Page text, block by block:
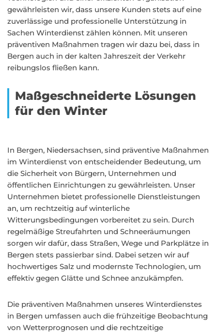
gewährleisten wir, dass unsere Kunden stets auf eine
zuverlässige und professionelle Unterstützung in
Sachen Winterdienst zählen können. Mit unseren
präventiven Maßnahmen tragen wir dazu bei, dass in
Bergen auch in der kalten Jahreszeit der Verkehr
reibungslos fließen kann.
Maßgeschneiderte Lösungen
für den Winter
In Bergen, Niedersachsen, sind präventive Maßnahmen
im Winterdienst von entscheidender Bedeutung, um
die Sicherheit von Bürgern, Unternehmen und
öffentlichen Einrichtungen zu gewährleisten. Unser
Unternehmen bietet professionelle Dienstleistungen
an, um rechtzeitig auf winterliche
Witterungsbedingungen vorbereitet zu sein. Durch
regelmäßige Streufahrten und Schneeräumungen
sorgen wir dafür, dass Straßen, Wege und Parkplätze in
Bergen stets passierbar sind. Dabei setzen wir auf
hochwertiges Salz und modernste Technologien, um
effektiv gegen Glätte und Schnee anzukämpfen.
Die präventiven Maßnahmen unseres Winterdienstes
in Bergen umfassen auch die frühzeitige Beobachtung
von Wetterprognosen und die rechtzeitige